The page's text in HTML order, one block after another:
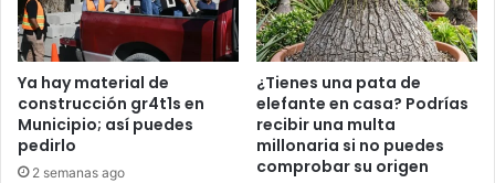
Ya hay material de
construcción gr4t1s en
Municipio; así puedes
pedirlo
2 semanas ago
¿Tienes una pata de
elefante en casa? Podrías
recibir una multa
millonaria si no puedes
comprobar su origen